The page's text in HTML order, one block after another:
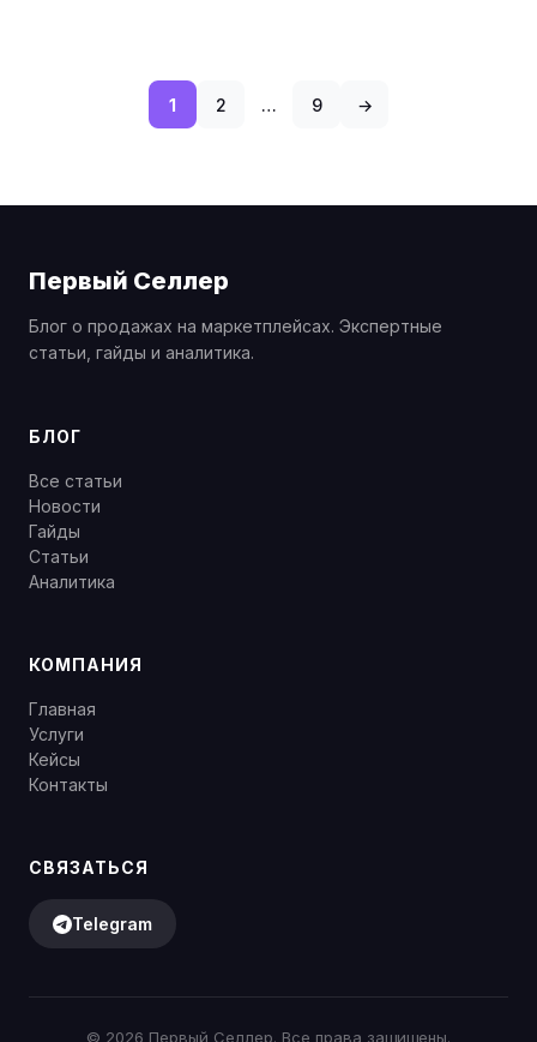
1 2 … 9 →
Первый Селлер
Блог о продажах на маркетплейсах. Экспертные
статьи, гайды и аналитика.
БЛОГ
Все статьи
Новости
Гайды
Статьи
Аналитика
КОМПАНИЯ
Главная
Услуги
Кейсы
Контакты
СВЯЗАТЬСЯ
Telegram
© 2026 Первый Селлер. Все права защищены.